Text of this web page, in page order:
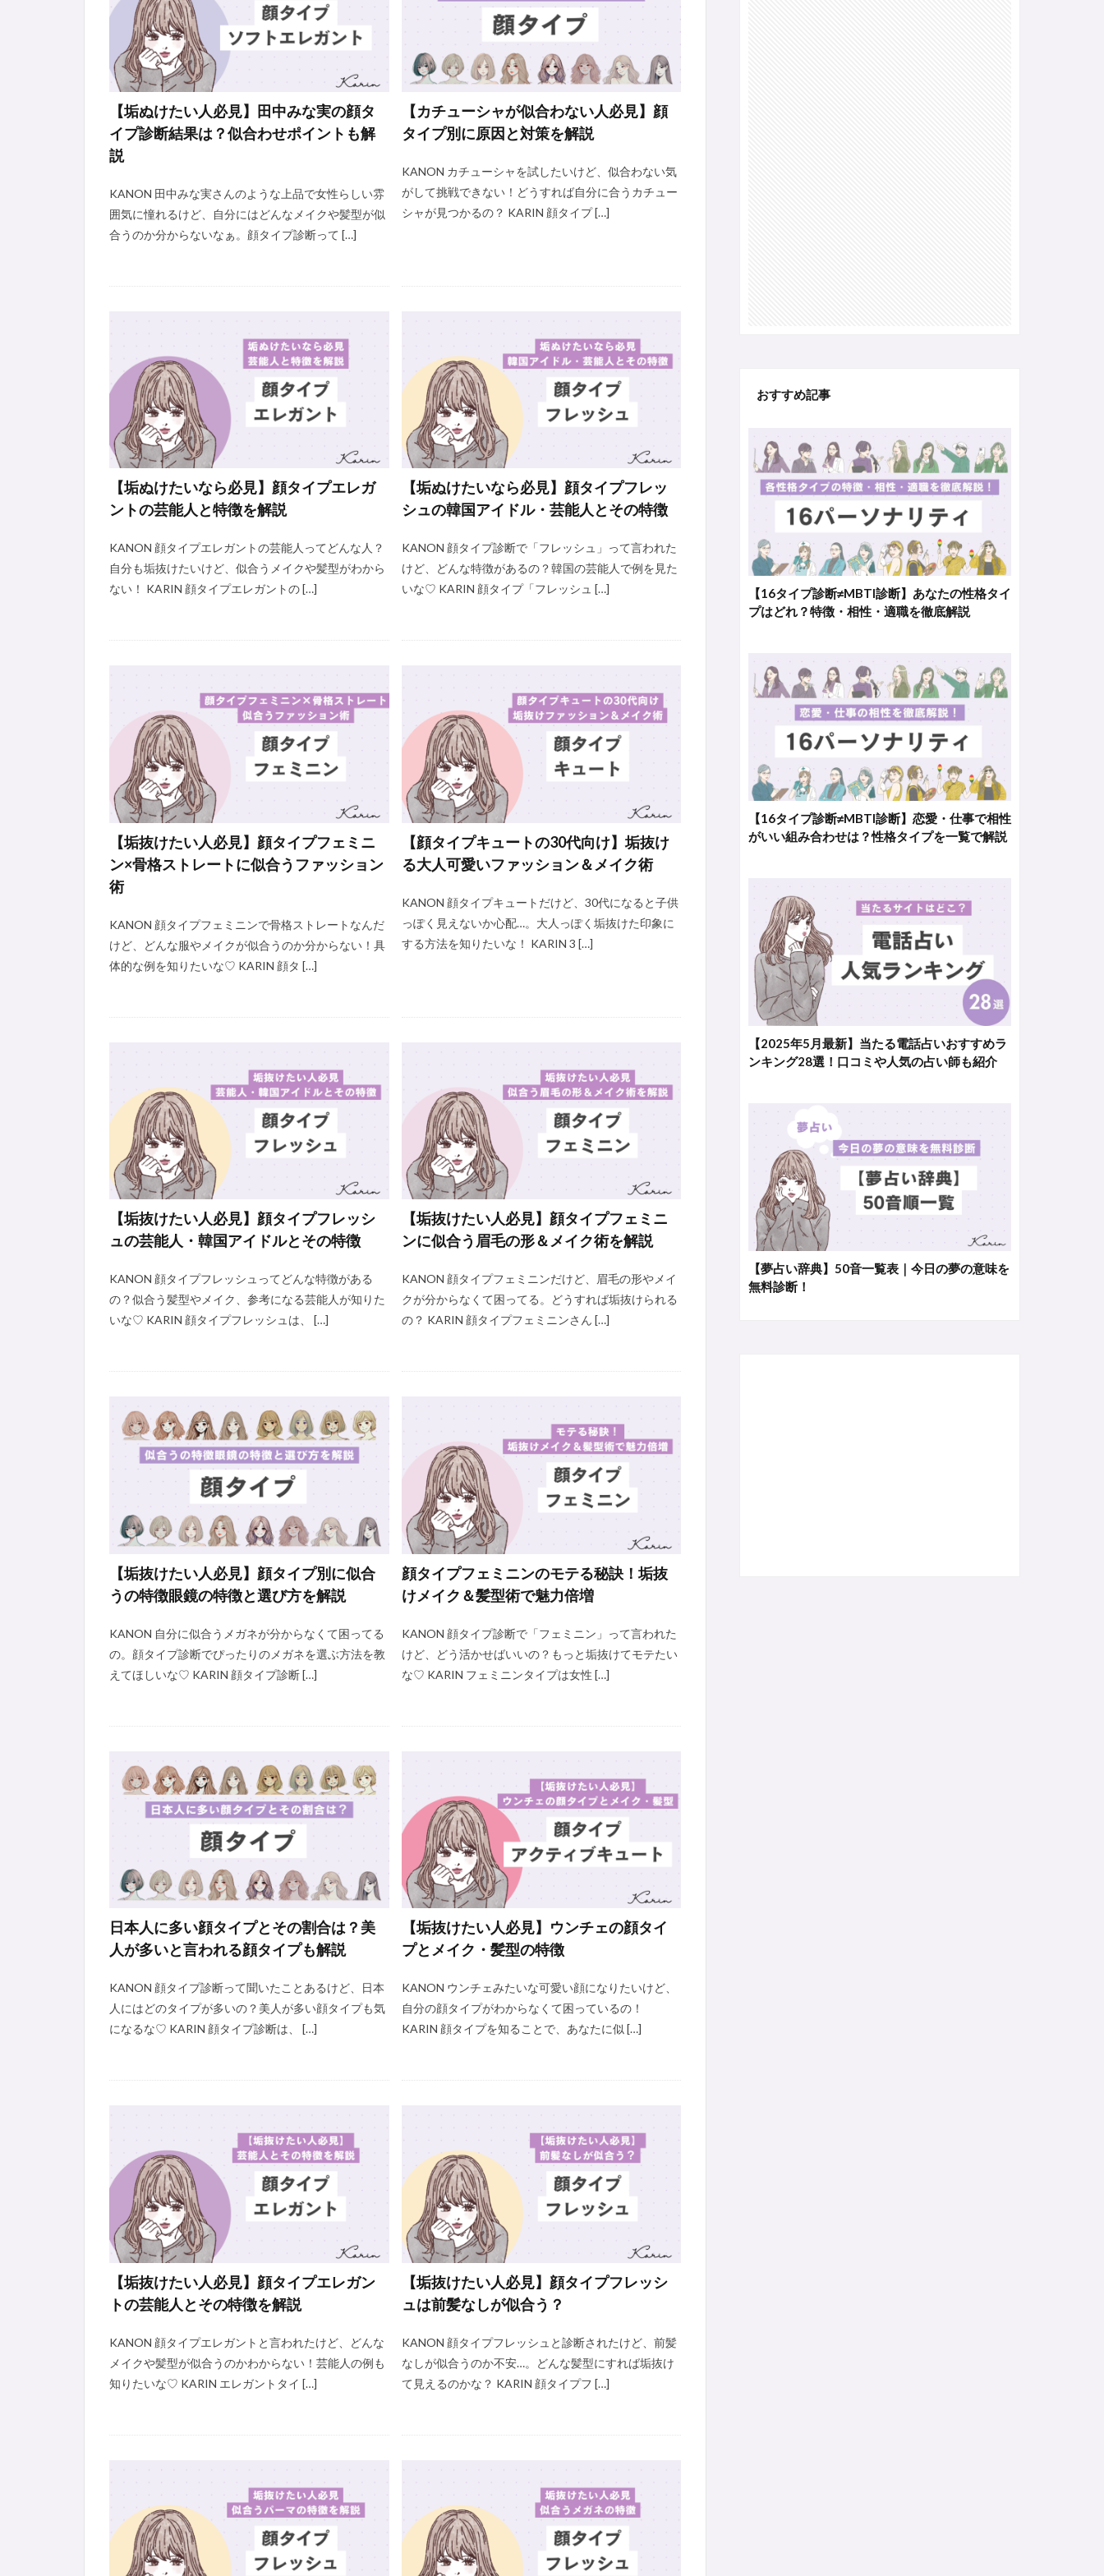
【垢ぬけたい人必見】田中みな実の顔タ
イプ診断結果は？似合わせポイントも解
説
KANON 田中みな実さんのような上品で女性らしい雰
囲気に憧れるけど、自分にはどんなメイクや髪型が似
合うのか分からないなぁ。顔タイプ診断って […]
【カチューシャが似合わない人必見】顔
タイプ別に原因と対策を解説
KANON カチューシャを試したいけど、似合わない気
がして挑戦できない！どうすれば自分に合うカチュー
シャが見つかるの？ KARIN 顔タイプ […]
【垢ぬけたいなら必見】顔タイプエレガ
ントの芸能人と特徴を解説
KANON 顔タイプエレガントの芸能人ってどんな人？
自分も垢抜けたいけど、似合うメイクや髪型がわから
ない！ KARIN 顔タイプエレガントの […]
【垢ぬけたいなら必見】顔タイプフレッ
シュの韓国アイドル・芸能人とその特徴
KANON 顔タイプ診断で「フレッシュ」って言われた
けど、どんな特徴があるの？韓国の芸能人で例を見た
いな♡ KARIN 顔タイプ「フレッシュ […]
【垢抜けたい人必見】顔タイプフェミニ
ン×骨格ストレートに似合うファッション
術
KANON 顔タイプフェミニンで骨格ストレートなんだ
けど、どんな服やメイクが似合うのか分からない！具
体的な例を知りたいな♡ KARIN 顔タ […]
【顔タイプキュートの30代向け】垢抜け
る大人可愛いファッション＆メイク術
KANON 顔タイプキュートだけど、30代になると子供
っぽく見えないか心配…。大人っぽく垢抜けた印象に
する方法を知りたいな！ KARIN 3 […]
【垢抜けたい人必見】顔タイプフレッシ
ュの芸能人・韓国アイドルとその特徴
KANON 顔タイプフレッシュってどんな特徴がある
の？似合う髪型やメイク、参考になる芸能人が知りた
いな♡ KARIN 顔タイプフレッシュは、 […]
【垢抜けたい人必見】顔タイプフェミニ
ンに似合う眉毛の形＆メイク術を解説
KANON 顔タイプフェミニンだけど、眉毛の形やメイ
クが分からなくて困ってる。どうすれば垢抜けられる
の？ KARIN 顔タイプフェミニンさん […]
【垢抜けたい人必見】顔タイプ別に似合
うの特徴眼鏡の特徴と選び方を解説
KANON 自分に似合うメガネが分からなくて困ってる
の。顔タイプ診断でぴったりのメガネを選ぶ方法を教
えてほしいな♡ KARIN 顔タイプ診断 […]
顔タイプフェミニンのモテる秘訣！垢抜
けメイク＆髪型術で魅力倍増
KANON 顔タイプ診断で「フェミニン」って言われた
けど、どう活かせばいいの？もっと垢抜けてモテたい
な♡ KARIN フェミニンタイプは女性 […]
日本人に多い顔タイプとその割合は？美
人が多いと言われる顔タイプも解説
KANON 顔タイプ診断って聞いたことあるけど、日本
人にはどのタイプが多いの？美人が多い顔タイプも気
になるな♡ KARIN 顔タイプ診断は、 […]
【垢抜けたい人必見】ウンチェの顔タイ
プとメイク・髪型の特徴
KANON ウンチェみたいな可愛い顔になりたいけど、
自分の顔タイプがわからなくて困っているの！
KARIN 顔タイプを知ることで、あなたに似 […]
【垢抜けたい人必見】顔タイプエレガン
トの芸能人とその特徴を解説
KANON 顔タイプエレガントと言われたけど、どんな
メイクや髪型が似合うのかわからない！芸能人の例も
知りたいな♡ KARIN エレガントタイ […]
【垢抜けたい人必見】顔タイプフレッシ
ュは前髪なしが似合う？
KANON 顔タイプフレッシュと診断されたけど、前髪
なしが似合うのか不安…。どんな髪型にすれば垢抜け
て見えるのかな？ KARIN 顔タイプフ […]
おすすめ記事
【16タイプ診断≠MBTI診断】あなたの性格タイ
プはどれ？特徴・相性・適職を徹底解説
【16タイプ診断≠MBTI診断】恋愛・仕事で相性
がいい組み合わせは？性格タイプを一覧で解説
【2025年5月最新】当たる電話占いおすすめラ
ンキング28選！口コミや人気の占い師も紹介
【夢占い辞典】50音一覧表｜今日の夢の意味を
無料診断！